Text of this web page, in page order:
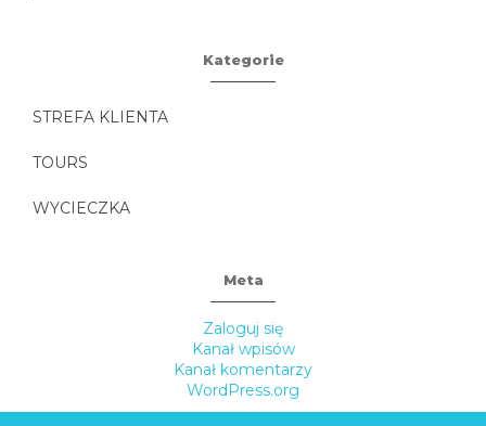
Kategorie
STREFA KLIENTA
TOURS
WYCIECZKA
Meta
Zaloguj się
Kanał wpisów
Kanał komentarzy
WordPress.org